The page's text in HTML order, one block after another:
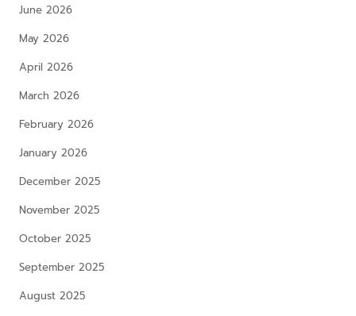
June 2026
May 2026
April 2026
March 2026
February 2026
January 2026
December 2025
November 2025
October 2025
September 2025
August 2025